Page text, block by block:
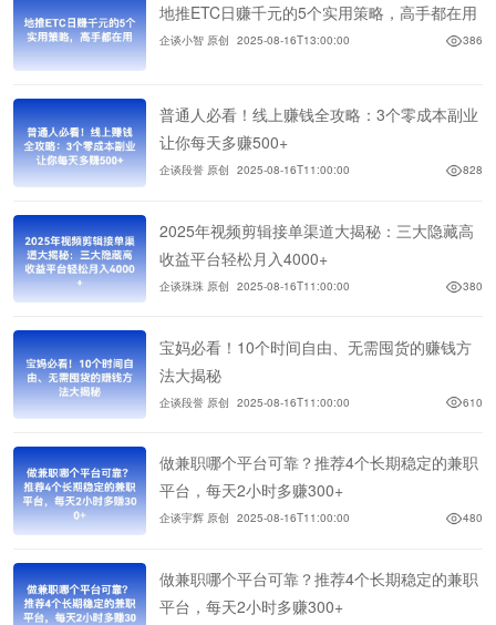
地推ETC日赚千元的5个实用策略，高手都在用
企谈小智 原创 2025-08-16T13:00:00 386
普通人必看！线上赚钱全攻略：3个零成本副业
让你每天多赚500+
企谈段誉 原创 2025-08-16T11:00:00 828
2025年视频剪辑接单渠道大揭秘：三大隐藏高
收益平台轻松月入4000+
企谈珠珠 原创 2025-08-16T11:00:00 380
宝妈必看！10个时间自由、无需囤货的赚钱方
法大揭秘
企谈段誉 原创 2025-08-16T11:00:00 610
做兼职哪个平台可靠？推荐4个长期稳定的兼职
平台，每天2小时多赚300+
企谈宇辉 原创 2025-08-16T11:00:00 480
做兼职哪个平台可靠？推荐4个长期稳定的兼职
平台，每天2小时多赚300+